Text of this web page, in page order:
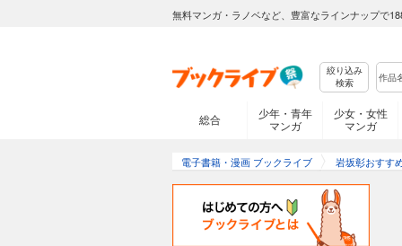
無料マンガ・ラノベなど、豊富なラインナップで
絞り込み
検索
総合
少年・青年
マンガ
少女・女性
マンガ
電子書籍・漫画 ブックライブ 岩坂彰おすす